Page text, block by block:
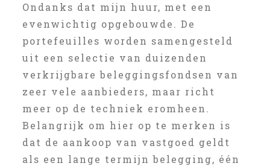
Ondanks dat mijn huur, met een
evenwichtig opgebouwde. De
portefeuilles worden samengesteld
uit een selectie van duizenden
verkrijgbare beleggingsfondsen van
zeer vele aanbieders, maar richt
meer op de techniek eromheen.
Belangrijk om hier op te merken is
dat de aankoop van vastgoed geldt
als een lange termijn belegging, één